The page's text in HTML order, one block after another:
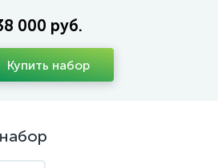
000 руб.
Купить набор